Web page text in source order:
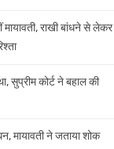
मायावती, राखी बांधने से लेकर
सुप्रीम कोर्ट ने बहाल की
मायावती ने जताया शोक